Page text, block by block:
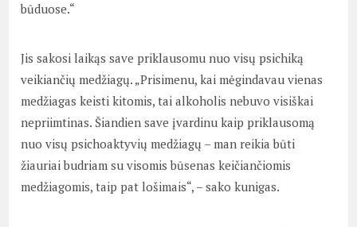
būduose.“
Jis sakosi laikąs save priklausomu nuo visų psichiką
veikiančių medžiagų. „Prisimenu, kai mėgindavau vienas
medžiagas keisti kitomis, tai alkoholis nebuvo visiškai
nepriimtinas. Šiandien save įvardinu kaip priklausomą
nuo visų psichoaktyvių medžiagų – man reikia būti
žiauriai budriam su visomis būsenas keičiančiomis
medžiagomis, taip pat lošimais“, – sako kunigas.